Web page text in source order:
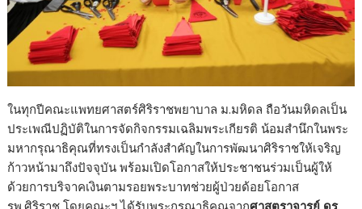
ในทุกปีคณะแพทยศาสตร์ศิริราชพยาบาล ม.มหิดล ถือวันมหิดลเป็น
ประเพณีปฏิบัติในการจัดกิจกรรมเฉลิมพระเกียรติ น้อมสำนึกในพระ
มหากรุณาธิคุณที่ทรงเป็นกำลังสำคัญในการพัฒนาศิริราชให้เจริญ
ก้าวหน้ามาถึงปัจจุบัน พร้อมเปิดโอกาสให้ประชาชนร่วมเป็นผู้ให้
ด้วยการบริจาคเงินตามรอยพระบาทช่วยผู้ป่วยด้อยโอกาส
รพ.ศิริราช โดยคณะฯ ได้รับพระกรุณาธิคุณจากศาสตราจารย์ ดร.